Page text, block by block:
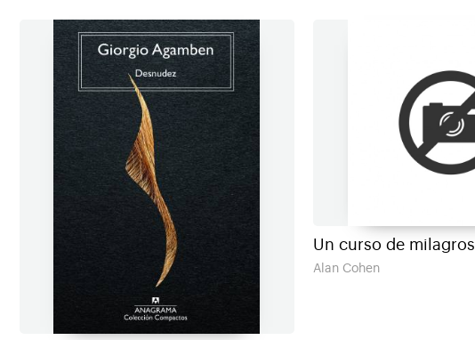
Un curso de milagros
Alan Cohen